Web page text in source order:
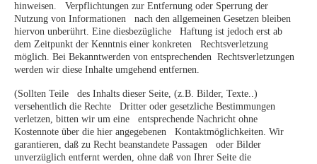
hinweisen. Verpflichtungen zur Entfernung oder Sperrung der
Nutzung von Informationen nach den allgemeinen Gesetzen bleiben
hiervon unberührt. Eine diesbezügliche Haftung ist jedoch erst ab
dem Zeitpunkt der Kenntnis einer konkreten Rechtsverletzung
möglich. Bei Bekanntwerden von entsprechenden Rechtsverletzungen
werden wir diese Inhalte umgehend entfernen.
(Sollten Teile des Inhalts dieser Seite, (z.B. Bilder, Texte..)
versehentlich die Rechte Dritter oder gesetzliche Bestimmungen
verletzen, bitten wir um eine entsprechende Nachricht ohne
Kostennote über die hier angegebenen Kontaktmöglichkeiten. Wir
garantieren, daß zu Recht beanstandete Passagen oder Bilder
unverzüglich entfernt werden, ohne daß von Ihrer Seite die